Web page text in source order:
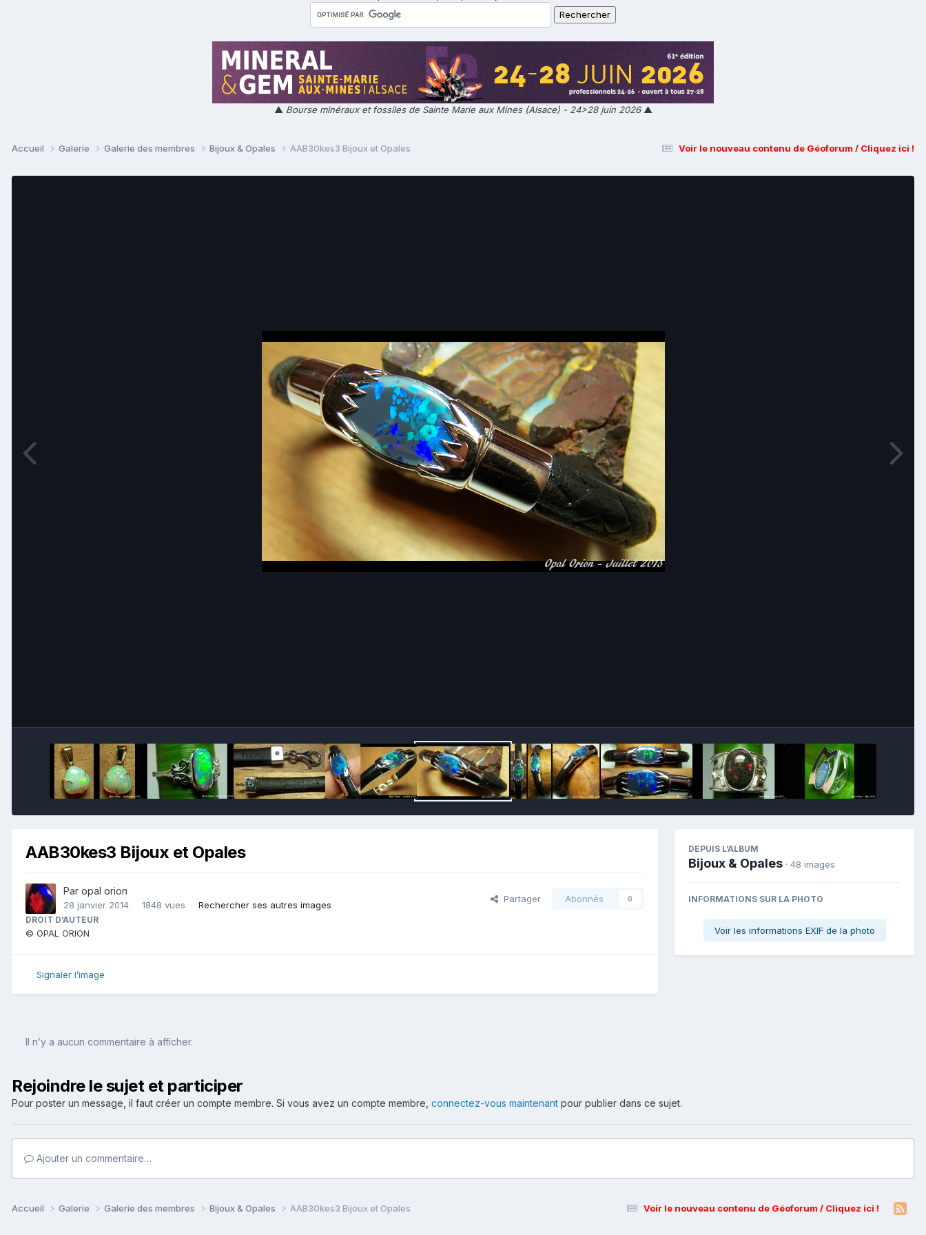
▲ Bourse minéraux et fossiles de Sainte Marie aux Mines (Alsace) - 24>28 juin 2026▲
Voir le nouveau contenu de Géoforum / Cliquez ici !
Accueil Galerie Galerie des membres Bijoux & Opales AAB30kes3 Bijoux et Opales
AAB30kes3 Bijoux et Opales
Par opal orion
28 janvier 2014 1848 vues Rechercher ses autres images
Partager Abonnés 0
DROIT D’AUTEUR
© OPAL ORION
Signaler l’image
DEPUIS L’ALBUM
Bijoux & Opales · 48 images
INFORMATIONS SUR LA PHOTO
Voir les informations EXIF de la photo
Il n’y a aucun commentaire à afficher.
Rejoindre le sujet et participer
Pour poster un message, il faut créer un compte membre. Si vous avez un compte membre, connectez-vous maintenant pour publier dans ce sujet.
Ajouter un commentaire…
Voir le nouveau contenu de Géoforum / Cliquez ici !
Accueil Galerie Galerie des membres Bijoux & Opales AAB30kes3 Bijoux et Opales